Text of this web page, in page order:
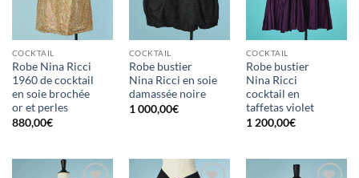
COCKTAIL
Robe Nina Ricci
1960 de cocktail
en soie brochée
or et perles
880,00€
COCKTAIL
Robe bustier
Nina Ricci en soie
damassée noire
1 000,00€
COCKTAIL
Robe bustier
Nina Ricci
cocktail en
taffetas violet
1 200,00€